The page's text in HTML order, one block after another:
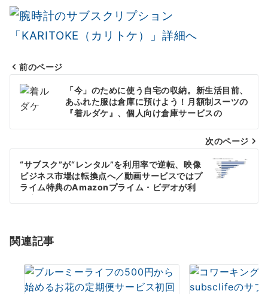
投
稿
ビ
ゲ
ー
シ
ン
前のページ
「今」のために使う自宅の収納。新生活目前、
あふれた服は倉庫に預けよう！月額制スーツの
『着ルダケ』、個人向け倉庫サービスの
次のページ
“サブスク”が“レンタル”を利用率で逆転、映像
ビジネス市場は転換点へ／動画サービスではプ
ライム特典のAmazonプライム・ビデオが利
関連記事